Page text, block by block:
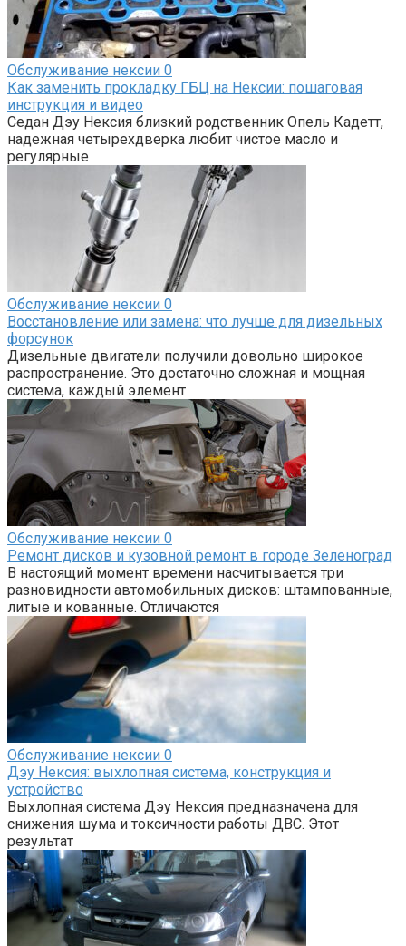
Обслуживание нексии 0
Как заменить прокладку ГБЦ на Нексии: пошаговая
инструкция и видео
Седан Дэу Нексия близкий родственник Опель Кадетт,
надежная четырехдверка любит чистое масло и
регулярные
Обслуживание нексии 0
Восстановление или замена: что лучше для дизельных
форсунок
Дизельные двигатели получили довольно широкое
распространение. Это достаточно сложная и мощная
система, каждый элемент
Обслуживание нексии 0
Ремонт дисков и кузовной ремонт в городе Зеленоград
В настоящий момент времени насчитывается три
разновидности автомобильных дисков: штампованные,
литые и кованные. Отличаются
Обслуживание нексии 0
Дэу Нексия: выхлопная система, конструкция и
устройство
Выхлопная система Дэу Нексия предназначена для
снижения шума и токсичности работы ДВС. Этот
результат